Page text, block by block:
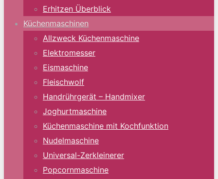
Erhitzen Überblick
Küchenmaschinen
Allzweck Küchenmaschine
Elektromesser
Eismaschine
Fleischwolf
Handrührgerät – Handmixer
Joghurtmaschine
Küchenmaschine mit Kochfunktion
Nudelmaschine
Universal-Zerkleinerer
Popcornmaschine